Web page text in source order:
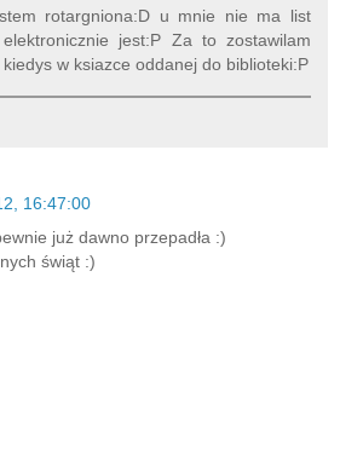
rotargniona:D u mnie nie ma list
elektronicznie jest:P Za to zostawilam
w ksiazce oddanej do biblioteki:P
16:47:00
już dawno przepadła :)
świąt :)